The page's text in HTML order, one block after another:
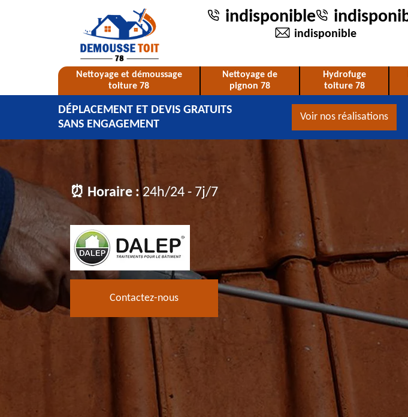
indisponible
indisponible
Nettoyage et démoussage
toiture 78
Nettoyage de
pignon 78
Hydrofuge
toiture 78
DÉPLACEMENT ET DEVIS GRATUITS
SANS ENGAGEMENT
Voir nos réalisations
⏰ Horaire :24h/24 - 7j/7
Contactez-nous